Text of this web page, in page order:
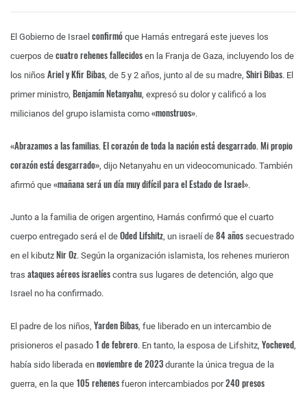
El Gobierno de Israel confirmó que Hamás entregará este jueves los
cuerpos de cuatro rehenes fallecidos en la Franja de Gaza, incluyendo los de
los niños Ariel y Kfir Bibas, de 5 y 2 años, junto al de su madre, Shiri Bibas. El
primer ministro, Benjamín Netanyahu, expresó su dolor y calificó a los
milicianos del grupo islamista como «monstruos».
«Abrazamos a las familias. El corazón de toda la nación está desgarrado. Mi propio
corazón está desgarrado», dijo Netanyahu en un videocomunicado. También
afirmó que «mañana será un día muy difícil para el Estado de Israel».
Junto a la familia de origen argentino, Hamás confirmó que el cuarto
cuerpo entregado será el de Oded Lifshitz, un israelí de 84 años secuestrado
en el kibutz Nir Oz. Según la organización islamista, los rehenes murieron
tras ataques aéreos israelíes contra sus lugares de detención, algo que
Israel no ha confirmado.
El padre de los niños, Yarden Bibas, fue liberado en un intercambio de
prisioneros el pasado 1 de febrero. En tanto, la esposa de Lifshitz, Yocheved,
había sido liberada en noviembre de 2023 durante la única tregua de la
guerra, en la que 105 rehenes fueron intercambiados por240 presos